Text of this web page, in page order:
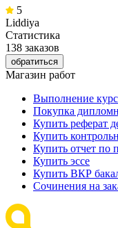
5
Liddiya
Статистика
138 заказов
обратиться
Магазин работ
Выполнение
Покупка
Купить реферат
Купить
Купить отчет по
Купить эссе
Купить ВКР
Сочинения на